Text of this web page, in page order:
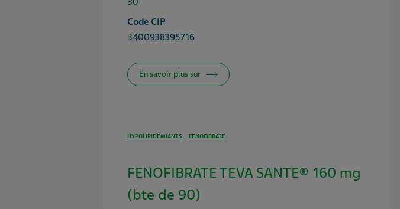
Code CIP
3400938395716
En savoir plus sur
HYPOLIPIDÉMIANTS FENOFIBRATE
FENOFIBRATE TEVA SANTE® 160 mg
(bte de 90)